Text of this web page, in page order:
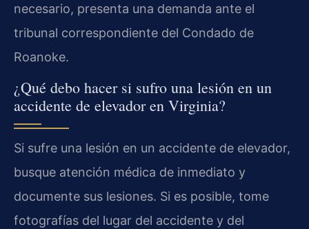
necesario, presenta una demanda ante el
tribunal correspondiente del Condado de
Roanoke.
¿Qué debo hacer si sufro una lesión en un
accidente de elevador en Virginia?
Si sufre una lesión en un accidente de elevador,
busque atención médica de inmediato y
documente sus lesiones. Si es posible, tome
fotografías del lugar del accidente y del